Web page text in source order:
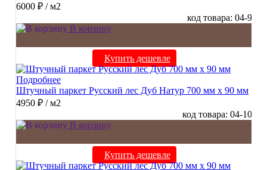
6000 ₽ / м2
код товара: 04-9
В корзину
Купить дешевле
Подробнее
Штучный паркет Русский лес Дуб Натур 700 мм х 90 мм
4950 ₽ / м2
код товара: 04-10
В корзину
Купить дешевле